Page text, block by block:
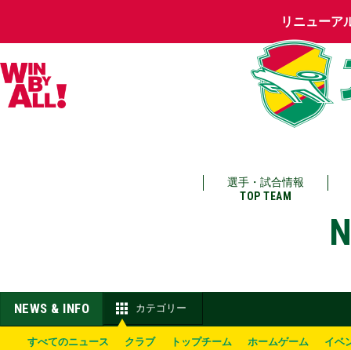
リニューア
選手・試合情報
TOP TEAM
NEWS & INFO カテゴリー
すべてのニュース クラブ トップチーム ホームゲーム
イベ